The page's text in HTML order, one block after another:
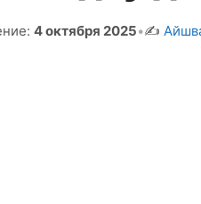
4 октября 2025•✍️